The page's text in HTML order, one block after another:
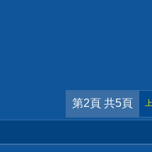
第2頁 共5頁